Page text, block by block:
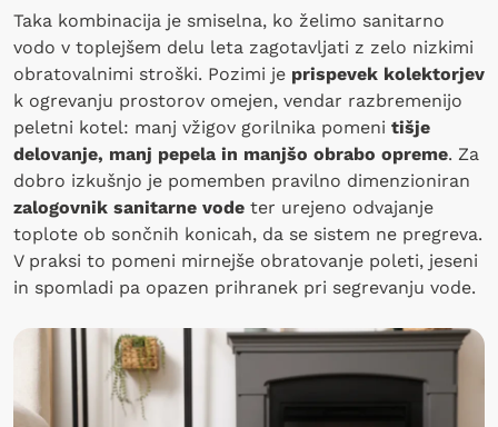
Taka kombinacija je smiselna, ko želimo sanitarno
vodo v toplejšem delu leta zagotavljati z zelo nizkimi
obratovalnimi stroški. Pozimi je prispevek kolektorjev
k ogrevanju prostorov omejen, vendar razbremenijo
peletni kotel: manj vžigov gorilnika pomeni tišje
delovanje, manj pepela in manjšo obrabo opreme. Za
dobro izkušnjo je pomemben pravilno dimenzioniran
zalogovnik sanitarne vode ter urejeno odvajanje
toplote ob sončnih konicah, da se sistem ne pregreva.
V praksi to pomeni mirnejše obratovanje poleti, jeseni
in spomladi pa opazen prihranek pri segrevanju vode.